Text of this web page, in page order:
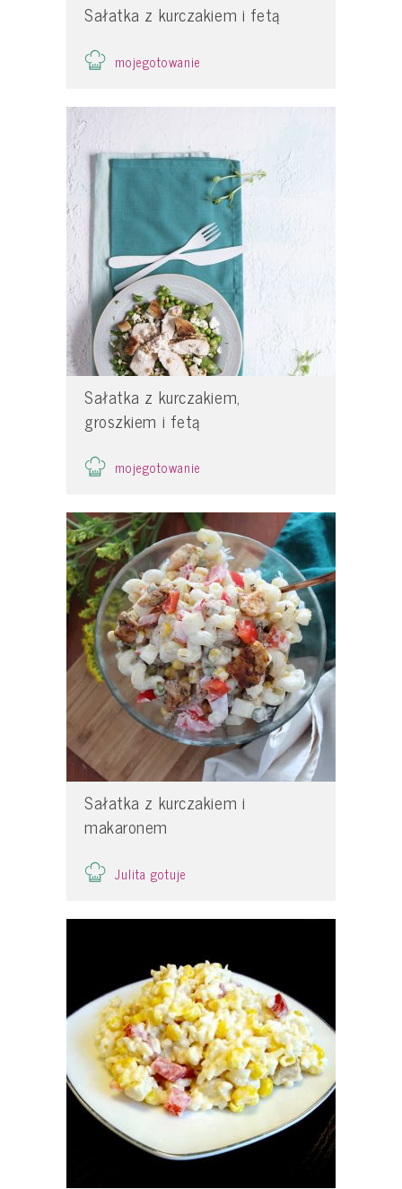
Sałatka z kurczakiem i fetą
mojegotowanie
Sałatka z kurczakiem,
groszkiem i fetą
mojegotowanie
Sałatka z kurczakiem i
makaronem
Julita gotuje